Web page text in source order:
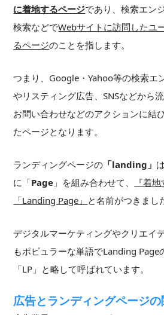
に着地するページであり、検索エン
検索などでWebサイトに訪問したユ
るページのことを指します。
つまり、Google・Yahoo等の検索エ
やリスティング広告、SNSなどから
お問い合わせなどのアクションに結
たページとなります。
ランディングページの 「landing」
に「Page 」を組み合わせて、
『着
「Landing Page」 と名前がつきまし
デジタルマーケティングやクリエイ
もポピュラーな単語でLanding Page
「LP」と略して呼ばれています。
広告とランディングページ